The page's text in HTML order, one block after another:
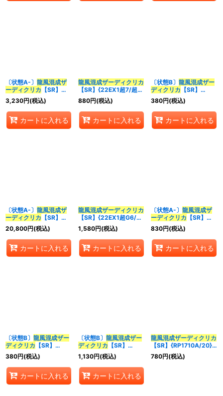
〔状態A-〕 龍風混成ザ
ーディクリカ 【SR】
{RP1710B/20}《多》
3,230円(税込)
カートに入れる
龍風混成ザーディクリカ
【SR】{22EX1超7/超
50}《多》
880円(税込)
カートに入れる
〔状態B〕 龍風混成ザー
ディクリカ 【SR】
{RP17S7/S11}《多》
380円(税込)
カートに入れる
〔状態A-〕 龍風混成ザ
ーディクリカ 【SR】
{RP22SP5/SP6}《多》
20,800円(税込)
カートに入れる
龍風混成ザーディクリカ
【SR】{22EX1超G6/超
G10}《多》
1,580円(税込)
カートに入れる
〔状態A-〕 龍風混成ザ
ーディクリカ 【SR】
{22EX1超7/超50}
《多》
830円(税込)
カートに入れる
〔状態B〕 龍風混成ザー
ディクリカ 【SR】
{23BD1SE4/SE10}
《多》
380円(税込)
カートに入れる
〔状態B〕 龍風混成ザー
ディクリカ 【SR】
{22EX1超G6/超G10}
《多》
1,130円(税込)
カートに入れる
龍風混成ザーディクリカ
【SR】{RP1710A/20}
《多》
780円(税込)